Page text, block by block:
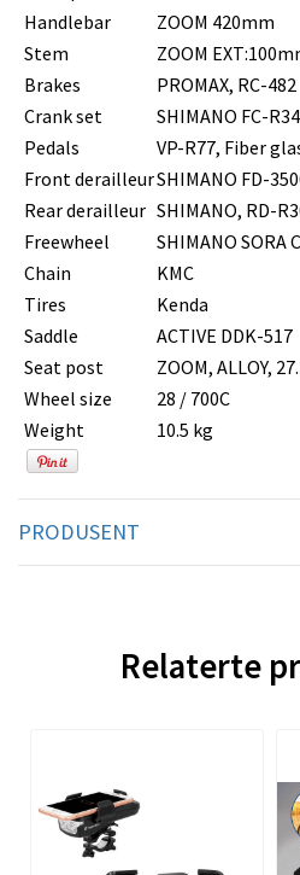
Handlebar
ZOOM 420mm
Stem
ZOOM
Brakes
PROMAX, RC-482
Crank set
SHIMANO FC-
Pedals
VP-R77, Fiber
Front derailleurSHIMANO FD-
Rear derailleur SHIMANO, RD-
Freewheel
SHIMANO SORA
Chain
KMC
Tires
Kenda
Saddle
ACTIVE DDK-517
Seat post
ZOOM, ALLOY,
Wheel size
28 / 700C
Weight
10.5 kg
PRODUSENT
Relaterte